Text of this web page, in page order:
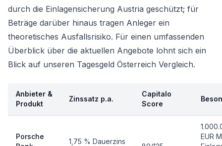
durch die Einlagensicherung Austria geschützt; für
Beträge darüber hinaus tragen Anleger ein
theoretisches Ausfallsrisiko. Für einen umfassenden
Überblick über die aktuellen Angebote lohnt sich ein
Blick auf unseren Tagesgeld Österreich Vergleich.
Anbieter &
Produkt
Zinssatz p.a.
Capitalo
Score
Porsche
1,75 % Dauerzins
EUR